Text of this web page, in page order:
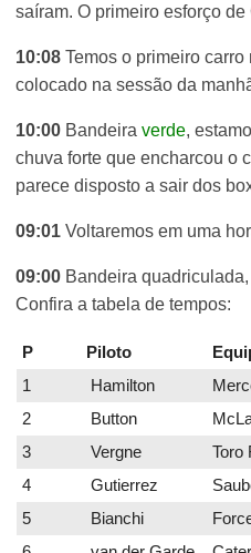
saíram. O primeiro esforço de
10:08 Temos o primeiro
colocado na sessão da
10:00 Bandeiraverde,
chuva forte que encharcou o
parece disposto a sair dos
09:01 Voltaremos em uma
09:00 Bandeira
Confira a tabela de tempos:
P Piloto
1
Hamilton
2
Button
3
Vergne Toro
4
Gutierrez
5
Bianchi